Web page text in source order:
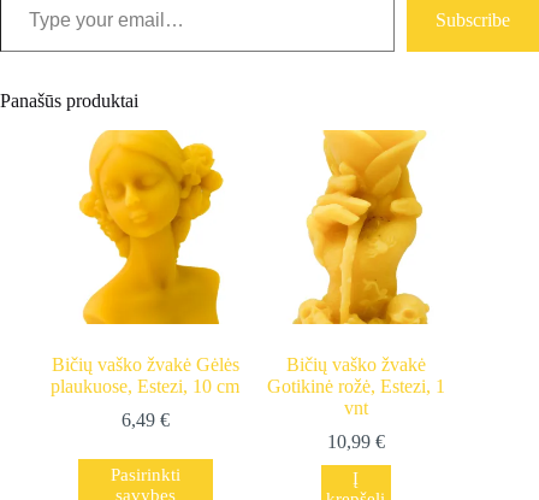
Subscribe
Panašūs produktai
Bičių vaško žvakė Gėlės
plaukuose, Estezi, 10 cm
6,49 €
Pasirinkti
savybes
This
product
Bičių vaško žvakė
Gotikinė rožė, Estezi, 1
vnt
10,99 €
Į